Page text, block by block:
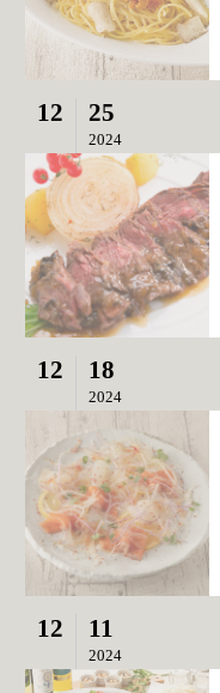
12 25
2024
12 18
2024
12 11
2024